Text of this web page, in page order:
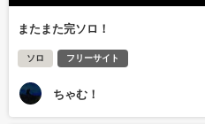
またまた完ソロ！
ソロ フリーサイト
ちゃむ！